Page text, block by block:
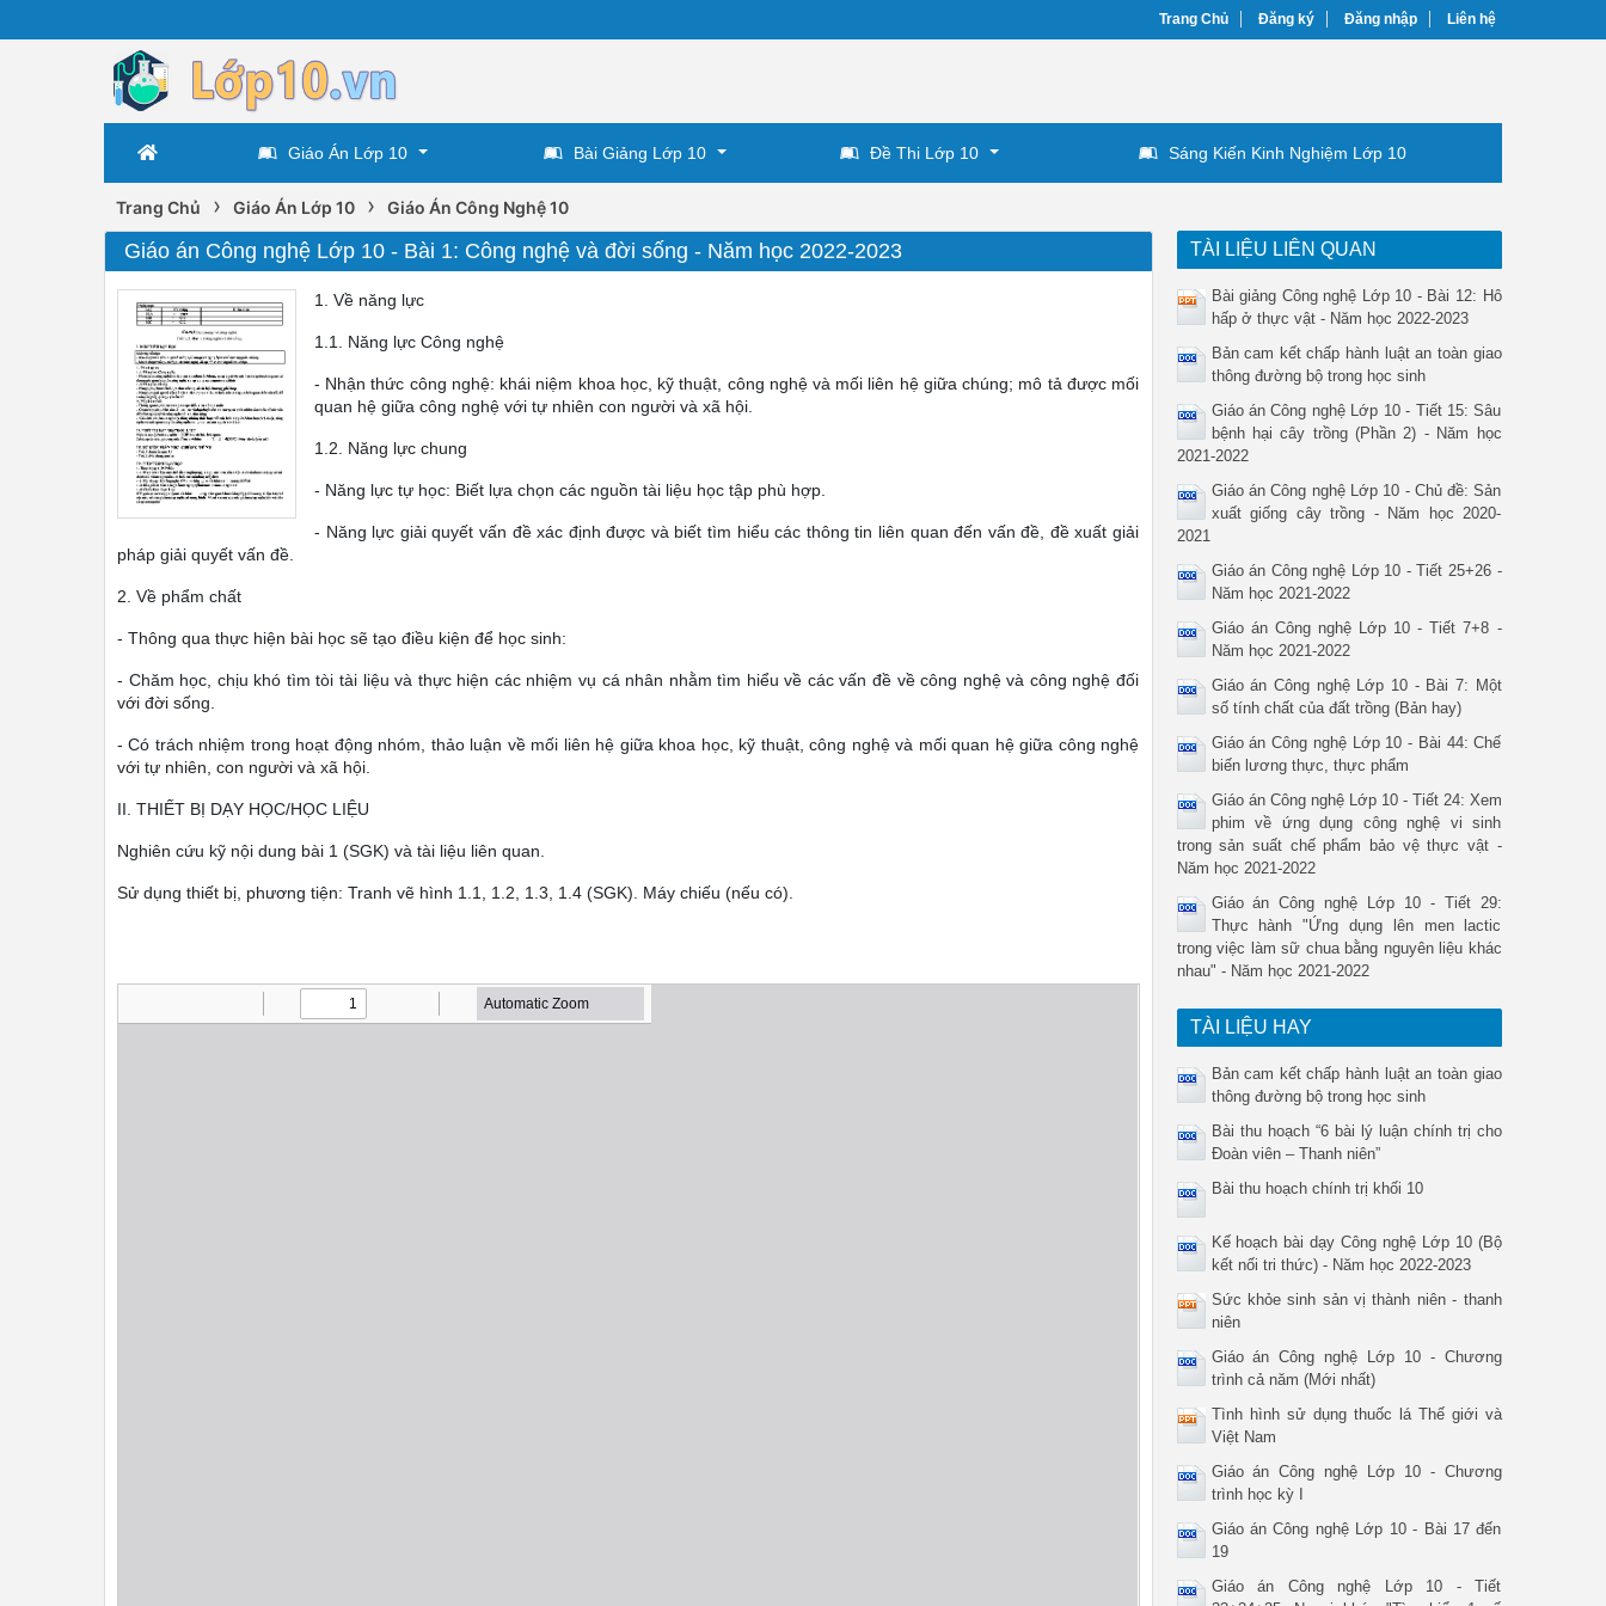
Trang Chủ Đăng ký Đăng nhập Liên hệ
Giáo Án Lớp 10 Bài Giảng Lớp 10 Đề Thi Lớp 10 Sáng Kiến Kinh Nghiệm Lớp 10
Trang Chủ › Giáo Án Lớp 10 › Giáo Án Công Nghệ 10
Giáo án Công nghệ Lớp 10 - Bài 1: Công nghệ và đời sống - Năm học 2022-2023
1. Về năng lực
1.1. Năng lực Công nghệ
- Nhận thức công nghệ: khái niệm khoa học, kỹ thuật, công nghệ và mối liên hệ giữa chúng; mô tả được mối
quan hệ giữa công nghệ với tự nhiên con người và xã hội.
1.2. Năng lực chung
- Năng lực tự học: Biết lựa chọn các nguồn tài liệu học tập phù hợp.
- Năng lực giải quyết vấn đề xác định được và biết tìm hiểu các thông tin liên quan đến vấn đề, đề xuất giải
pháp giải quyết vấn đề.
2. Về phẩm chất
- Thông qua thực hiện bài học sẽ tạo điều kiện để học sinh:
- Chăm học, chịu khó tìm tòi tài liệu và thực hiện các nhiệm vụ cá nhân nhằm tìm hiểu về các vấn đề về công nghệ và công nghệ đối
với đời sống.
- Có trách nhiệm trong hoạt động nhóm, thảo luận về mối liên hệ giữa khoa học, kỹ thuật, công nghệ và mối quan hệ giữa công nghệ
với tự nhiên, con người và xã hội.
II. THIẾT BỊ DẠY HỌC/HỌC LIỆU
Nghiên cứu kỹ nội dung bài 1 (SGK) và tài liệu liên quan.
Sử dụng thiết bị, phương tiện: Tranh vẽ hình 1.1, 1.2, 1.3, 1.4 (SGK). Máy chiếu (nếu có).
TÀI LIỆU LIÊN QUAN
Bài giảng Công nghệ Lớp 10 - Bài 12: Hô
hấp ở thực vật - Năm học 2022-2023
Bản cam kết chấp hành luật an toàn giao
thông đường bộ trong học sinh
Giáo án Công nghệ Lớp 10 - Tiết 15: Sâu
bệnh hại cây trồng (Phần 2) - Năm học
2021-2022
Giáo án Công nghệ Lớp 10 - Chủ đề: Sản
xuất giống cây trồng - Năm học 2020-
2021
Giáo án Công nghệ Lớp 10 - Tiết 25+26 -
Năm học 2021-2022
Giáo án Công nghệ Lớp 10 - Tiết 7+8 -
Năm học 2021-2022
Giáo án Công nghệ Lớp 10 - Bài 7: Một
số tính chất của đất trồng (Bản hay)
Giáo án Công nghệ Lớp 10 - Bài 44: Chế
biến lương thực, thực phẩm
Giáo án Công nghệ Lớp 10 - Tiết 24: Xem
phim về ứng dụng công nghệ vi sinh
trong sản suất chế phẩm bảo vệ thực vật -
Năm học 2021-2022
Giáo án Công nghệ Lớp 10 - Tiết 29:
Thực hành "Ứng dụng lên men lactic
trong việc làm sữ chua bằng nguyên liệu khác
nhau" - Năm học 2021-2022
TÀI LIỆU HAY
Bản cam kết chấp hành luật an toàn giao
thông đường bộ trong học sinh
Bài thu hoạch “6 bài lý luận chính trị cho
Đoàn viên – Thanh niên”
Bài thu hoạch chính trị khối 10
Kế hoạch bài dạy Công nghệ Lớp 10 (Bộ
kết nối tri thức) - Năm học 2022-2023
Sức khỏe sinh sản vị thành niên - thanh
niên
Giáo án Công nghệ Lớp 10 - Chương
trình cả năm (Mới nhất)
Tình hình sử dụng thuốc lá Thế giới và
Việt Nam
Giáo án Công nghệ Lớp 10 - Chương
trình học kỳ I
Giáo án Công nghệ Lớp 10 - Bài 17 đến
19
Giáo án Công nghệ Lớp 10 - Tiết